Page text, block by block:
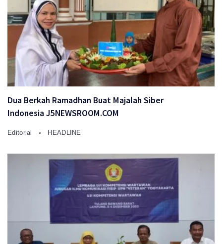
Dua Berkah Ramadhan Buat Majalah Siber
Indonesia J5NEWSROOM.COM
Editorial HEADLINE